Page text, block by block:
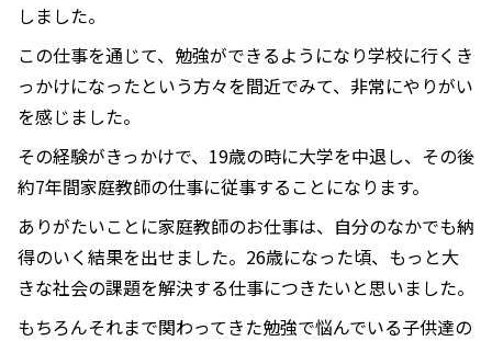
しました。
この仕事を通じて、勉強ができるようになり学校に行くき
っかけになったという方々を間近でみて、非常にやりがい
を感じました。
その経験がきっかけで、19歳の時に大学を中退し、その後
約7年間家庭教師の仕事に従事することになります。
ありがたいことに家庭教師のお仕事は、自分のなかでも納
得のいく結果を出せました。26歳になった頃、もっと大
きな社会の課題を解決する仕事につきたいと思いました。
もちろんそれまで関わってきた勉強で悩んでいる子供達の